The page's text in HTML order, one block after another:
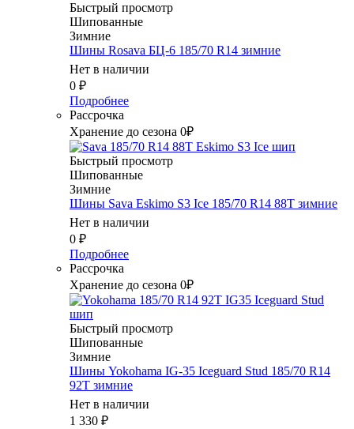
Быстрый просмотр
Шипованные
Зимние
Шины Rosava БЦ-6 185/70 R14 зимние
Нет в наличии
0 ₽
Подробнее
Рассрочка
Хранение до сезона 0₽
Быстрый просмотр
Шипованные
Зимние
Шины Sava Eskimo S3 Ice 185/70 R14 88T зимние
Нет в наличии
0 ₽
Подробнее
Рассрочка
Хранение до сезона 0₽
Быстрый просмотр
Шипованные
Зимние
Шины Yokohama IG-35 Iceguard Stud 185/70 R14
92T зимние
Нет в наличии
1 330 ₽